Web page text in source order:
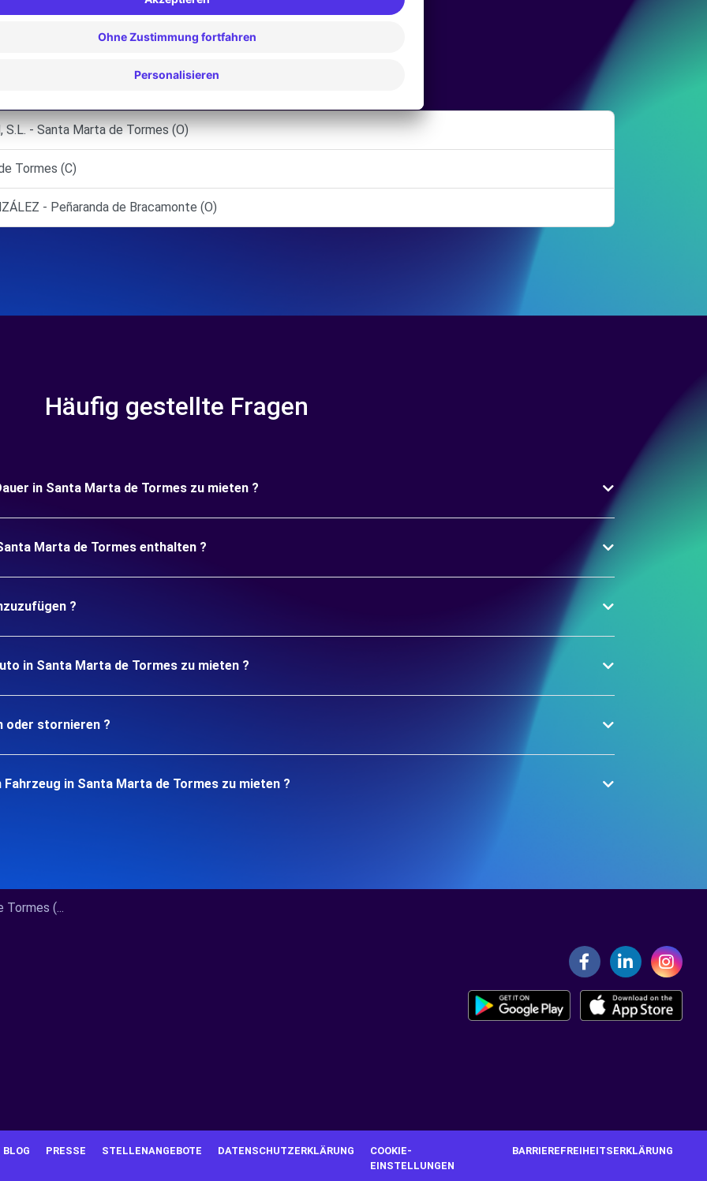
S.L. - Santa Marta de Tormes (O)
Tormes (C)
- Peñaranda de Bracamonte (O)
Häufig gestellte Fragen
in Santa Marta de Tormes zu mieten ?
Marta de Tormes enthalten ?
?
in Santa Marta de Tormes zu mieten ?
oder stornieren ?
in Santa Marta de Tormes zu mieten ?
Tormes (...
BLOG PRESSE STELLENANGEBOTE DATENSCHUTZERKLÄRUNG
COOKIE-
EINSTELLUNGEN
BARRIEREFREIHEITSERKLÄRUNG